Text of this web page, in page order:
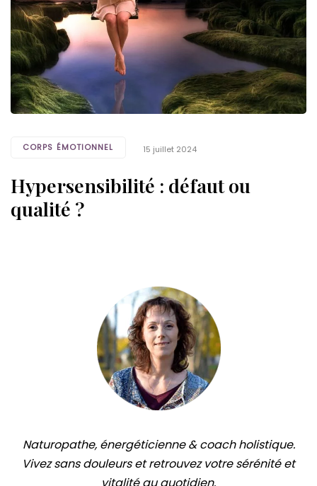
CORPS ÉMOTIONNEL 15 juillet 2024
Hypersensibilité : défaut ou
qualité ?
Naturopathe, énergéticienne & coach holistique.
Vivez sans douleurs et retrouvez votre sérénité et